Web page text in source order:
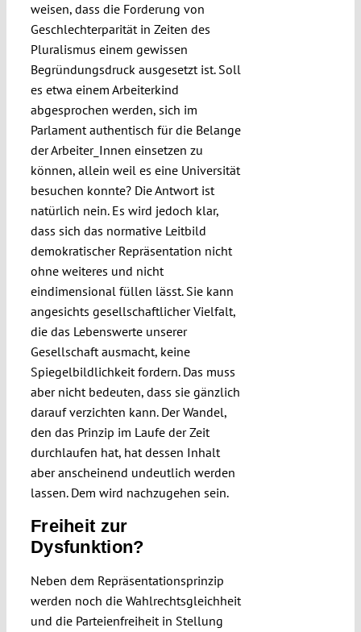
weisen, dass die Forderung von
Geschlechterparität in Zeiten des
Pluralismus einem gewissen
Begründungsdruck ausgesetzt ist. Soll
es etwa einem Arbeiterkind
abgesprochen werden, sich im
Parlament authentisch für die Belange
der Arbeiter_Innen einsetzen zu
können, allein weil es eine Universität
besuchen konnte? Die Antwort ist
natürlich nein. Es wird jedoch klar,
dass sich das normative Leitbild
demokratischer Repräsentation nicht
ohne weiteres und nicht
eindimensional füllen lässt. Sie kann
angesichts gesellschaftlicher Vielfalt,
die das Lebenswerte unserer
Gesellschaft ausmacht, keine
Spiegelbildlichkeit fordern. Das muss
aber nicht bedeuten, dass sie gänzlich
darauf verzichten kann. Der Wandel,
den das Prinzip im Laufe der Zeit
durchlaufen hat, hat dessen Inhalt
aber anscheinend undeutlich werden
lassen. Dem wird nachzugehen sein.
Freiheit zur
Dysfunktion?
Neben dem Repräsentationsprinzip
werden noch die Wahlrechtsgleichheit
und die Parteienfreiheit in Stellung